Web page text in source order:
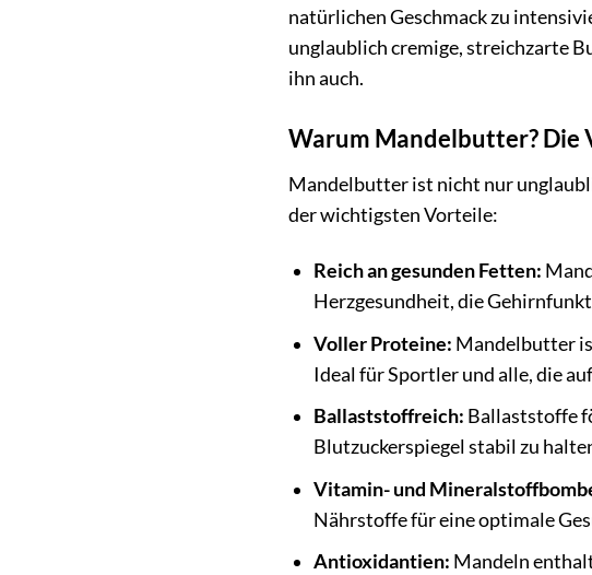
natürlichen Geschmack zu
unglaublich cremige, streichzarte
ihn auch.
Warum Mandelbutter? Die
Mandelbutter ist nicht nur
der wichtigsten Vorteile:
Reich an gesunden Fetten:
Herzgesundheit, die
Voller Proteine: Mandelbutter
Ideal für Sportler und alle, die
Ballaststoffreich: Ballaststoffe
Blutzuckerspiegel stabil zu
Vitamin- und
Nährstoffe für eine optimale
Antioxidantien: Mandeln